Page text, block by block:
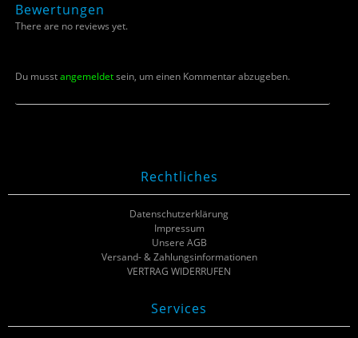
Bewertungen
There are no reviews yet.
Du musstangemeldetsein, um einen Kommentar abzugeben.
Rechtliches
Datenschutzerklärung
Impressum
Unsere AGB
Versand- & Zahlungsinformationen
VERTRAG WIDERRUFEN
Services